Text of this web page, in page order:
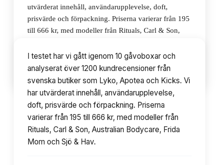
utvärderat innehåll, användarupplevelse, doft,
prisvärde och förpackning. Priserna varierar från 195
till 666 kr, med modeller från Rituals, Carl & Son,
Innehållsförteckning 10avsnitt
I testet har vi gått igenom 10 gåvoboxar och
analyserat över 1200 kundrecensioner från
svenska butiker som Lyko, Apotea och Kicks. Vi
har utvärderat innehåll, användarupplevelse,
doft, prisvärde och förpackning. Priserna
varierar från 195 till 666 kr, med modeller från
Rituals, Carl & Son, Australian Bodycare, Frida
Mom och Sjö & Hav.